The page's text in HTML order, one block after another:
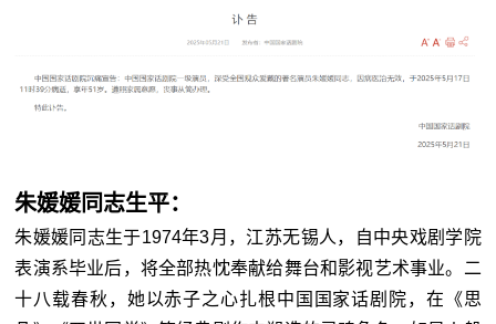
朱媛媛同志生平：
朱媛媛同志生于1974年3月，江苏无锡人，自中央戏剧学院
表演系毕业后，将全部热忱奉献给舞台和影视艺术事业。二
十八载春秋，她以赤子之心扎根中国国家话剧院，在《思